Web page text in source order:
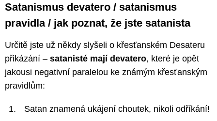
Satanismus devatero / satanismus
pravidla / jak poznat, že jste satanista
Určitě jste už někdy slyšeli o křesťanském Desateru
přikázání – satanisté mají devatero, které je opět
jakousi negativní paralelou ke známým křesťanským
pravidlům:
Satan znamená ukájení choutek, nikoli odříkání!